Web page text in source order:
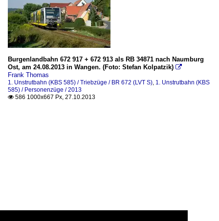
Burgenlandbahn 672 917 + 672 913 als RB 34871 nach Naumburg
Ost, am 24.08.2013 in Wangen. (Foto: Stefan Kolpatzik) 
Frank Thomas
1. Unstrutbahn (KBS 585) / Triebzüge / BR 672 (LVT S), 1. Unstrutbahn (KBS
585) / Personenzüge / 2013
 586 1000x667 Px, 27.10.2013